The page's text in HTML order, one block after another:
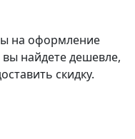
на оформление
найдете дешевле,
скидку.